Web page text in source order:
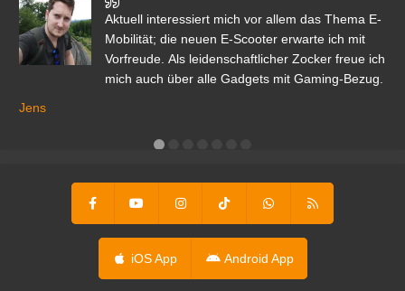
Aktuell interessiert mich vor allem das Thema E-
Mobilität; die neuen E-Scooter erwarte ich mit
Vorfreude. Als leidenschaftlicher Zocker freue ich
mich auch über alle Gadgets mit Gaming-Bezug.
Jens
iOS App Android App